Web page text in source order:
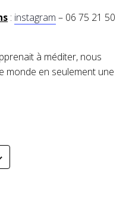
: instagram – 06 75 21 50
à méditer, nous
monde en seulement une